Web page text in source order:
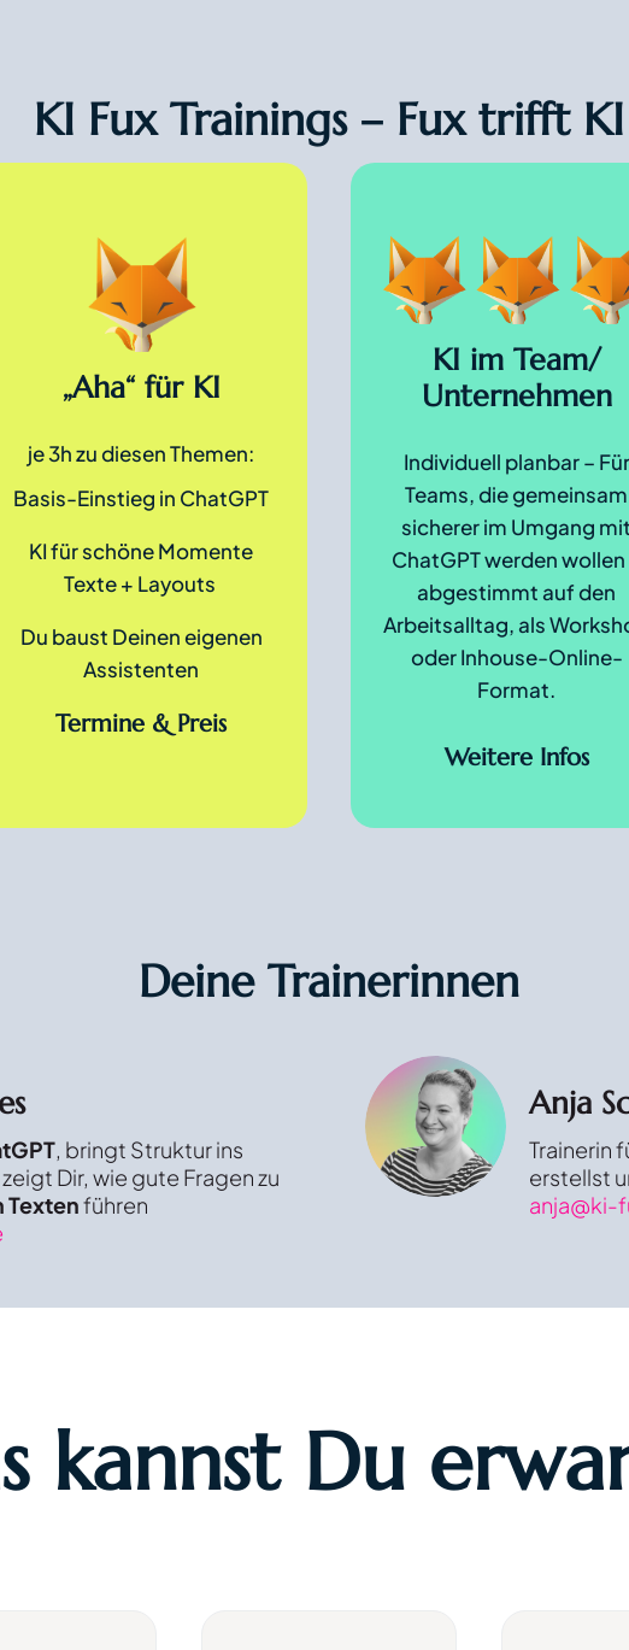
KI Fux Trainings – Fux trifft KI
„Aha“ für KI
je 3h zu diesen Themen:
Basis-Einstieg in ChatGPT
KI für schöne Momente
Texte + Layouts
Du baust Deinen eigenen
Assistenten
Termine & Preis
KI im Team/
Unternehmen
Individuell planbar – Für
Teams, die gemeinsam
sicherer im Umgang mit
ChatGPT werden wollen
abgestimmt auf den
Arbeitsalltag, als
oder Inhouse-Online-
Format.
Weitere Infos
Deine Trainerinnen
, bringt Struktur ins
Dir, wie gute Fragen zu
führen
Anja
Trainerin
erstellst
anja@ki-
kannst Du